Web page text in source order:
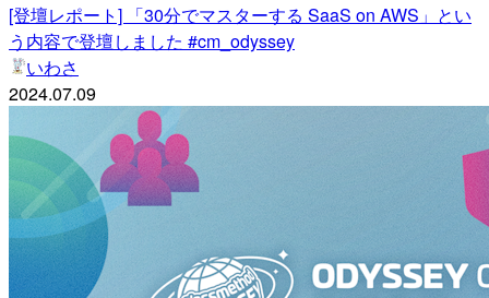
[登壇レポート] 「30分でマスターする SaaS on AWS」とい
う内容で登壇しました #cm_odyssey
いわさ
2024.07.09